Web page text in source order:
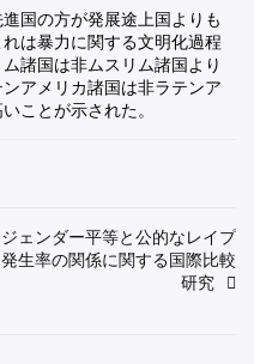
国の方が発展途上国よりも
は暴力に関する文明化過程
諸国は非ムスリム諸国より
アメリカ諸国は非ラテンア
ことが示された。
ジェンダー平等と公的なレイプ
発生率の関係に関する国際比較
研究